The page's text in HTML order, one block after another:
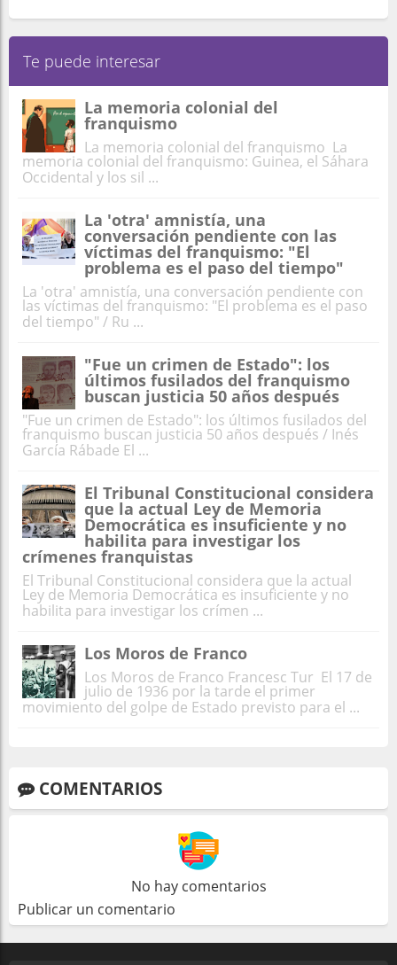
Te puede interesar
La memoria colonial del
franquismo
La memoria colonial del franquismo La
memoria colonial del franquismo: Guinea, el Sáhara
Occidental y los sil ...
La 'otra' amnistía, una
conversación pendiente con las
víctimas del franquismo: "El
problema es el paso del tiempo"
La 'otra' amnistía, una conversación pendiente con
las víctimas del franquismo: "El problema es el paso
del tiempo" / Ru ...
"Fue un crimen de Estado": los
últimos fusilados del franquismo
buscan justicia 50 años después
"Fue un crimen de Estado": los últimos fusilados del
franquismo buscan justicia 50 años después / Inés
García Rábade El ...
El Tribunal Constitucional considera
que la actual Ley de Memoria
Democrática es insuficiente y no
habilita para investigar los
crímenes franquistas
El Tribunal Constitucional considera que la actual
Ley de Memoria Democrática es insuficiente y no
habilita para investigar los crímen ...
Los Moros de Franco
Los Moros de Franco Francesc Tur El 17 de
julio de 1936 por la tarde el primer
movimiento del golpe de Estado previsto para el ...
COMENTARIOS
No hay comentarios
Publicar un comentario